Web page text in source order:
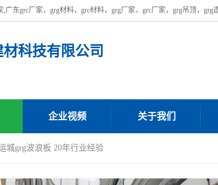
科技有限公司
企业视频 关于我们
城grg波浪板 20年行业经验